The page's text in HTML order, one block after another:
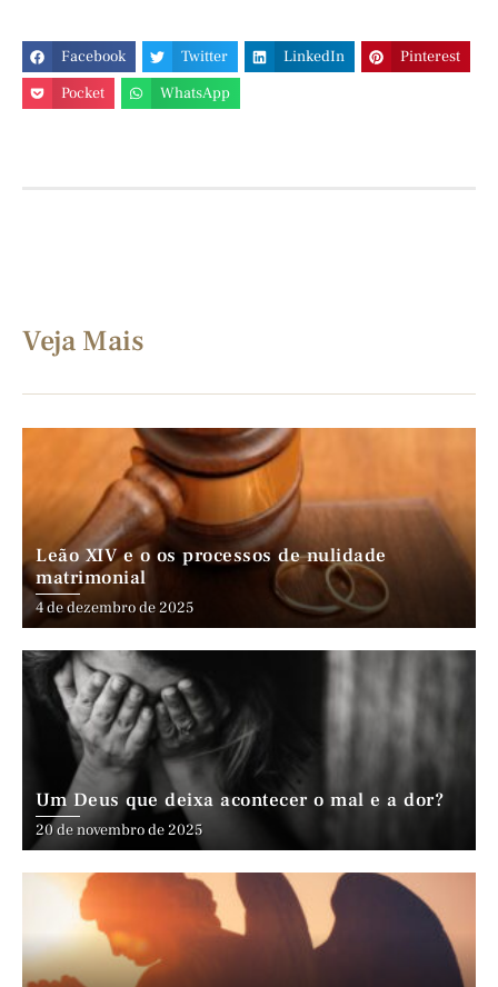
Facebook Twitter LinkedIn
Pinterest
Pocket
WhatsApp
Veja Mais
Leão XIV e o os processos de nulidade
matrimonial
4 de dezembro de 2025
Um Deus que deixa acontecer o mal e a dor?
20 de novembro de 2025